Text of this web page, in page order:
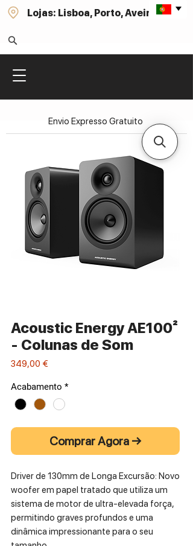
Lojas: Lisboa, Porto, Aveiro
Acoustic Energy AE100²
- Colunas de Som
349,00 €
Acabamento *
Comprar Agora →
Driver de 130mm de Longa Excursão: Novo
woofer em papel tratado que utiliza um
sistema de motor de ultra-elevada força,
permitindo graves profundos e uma
dinâmica impressionante para o seu
Envio Expresso Gratuito